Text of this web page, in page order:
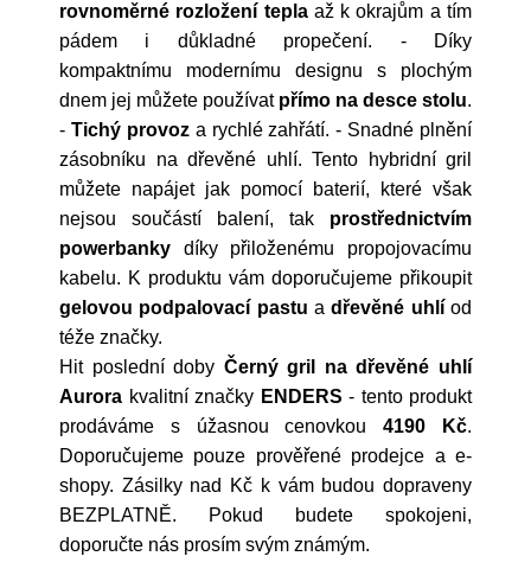
rovnoměrné rozložení teplaaž k okrajům a tím
pádem i důkladné propečení. - Díky
kompaktnímu modernímu designu s plochým
dnem jej můžete používat přímo na desce stolu.
- Tichý provoza rychlé zahřátí. - Snadné plnění
zásobníku na dřevěné uhlí. Tento hybridní gril
můžete napájet jak pomocí baterií, které však
nejsou součástí balení, tak prostřednictvím
powerbanky díky přiloženému propojovacímu
kabelu. K produktu vám doporučujeme přikoupit
gelovou podpalovací pastu adřevěné uhlíod
téže značky.
Hit poslední doby Černý gril na dřevěné uhlí
Aurora kvalitní značky ENDERS - tento produkt
prodáváme s úžasnou cenovkou4190 Kč.
Doporučujeme pouze prověřené prodejce a e-
shopy. Zásilky nad Kč k vám budou dopraveny
BEZPLATNĚ. Pokud budete spokojeni,
doporučte nás prosím svým známým.